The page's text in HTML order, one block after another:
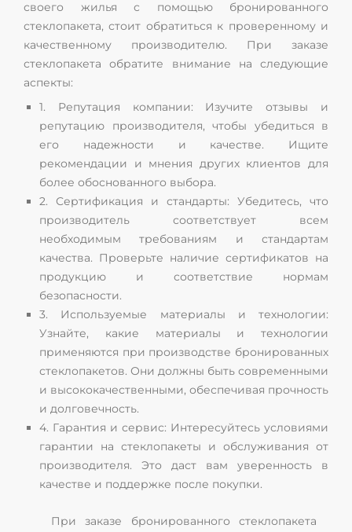
своего жилья с помощью бронированного
стеклопакета, стоит обратиться к проверенному и
качественному производителю. При заказе
стеклопакета обратите внимание на следующие
аспекты:
1. Репутация компании: Изучите отзывы и
репутацию производителя, чтобы убедиться в
его надежности и качестве. Ищите
рекомендации и мнения других клиентов для
более обоснованного выбора.
2. Сертификация и стандарты: Убедитесь, что
производитель соответствует всем
необходимым требованиям и стандартам
качества. Проверьте наличие сертификатов на
продукцию и соответствие нормам
безопасности.
3. Используемые материалы и технологии:
Узнайте, какие материалы и технологии
применяются при производстве бронированных
стеклопакетов. Они должны быть современными
и высококачественными, обеспечивая прочность
и долговечность.
4. Гарантия и сервис: Интересуйтесь условиями
гарантии на стеклопакеты и обслуживания от
производителя. Это даст вам уверенность в
качестве и поддержке после покупки.
При заказе бронированного стеклопакета